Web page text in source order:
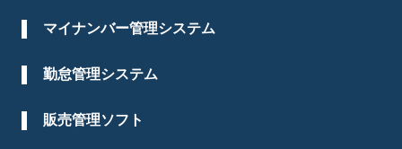
マイナンバー管理システム
勤怠管理システム
販売管理ソフト